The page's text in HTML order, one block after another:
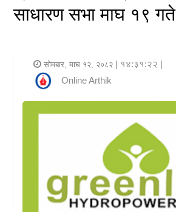
अटो
राजनीति
साधारण सभा माघ १९
सोमबार, माघ १२, २०८२ | १४:३१:२२ |
Online Arthik